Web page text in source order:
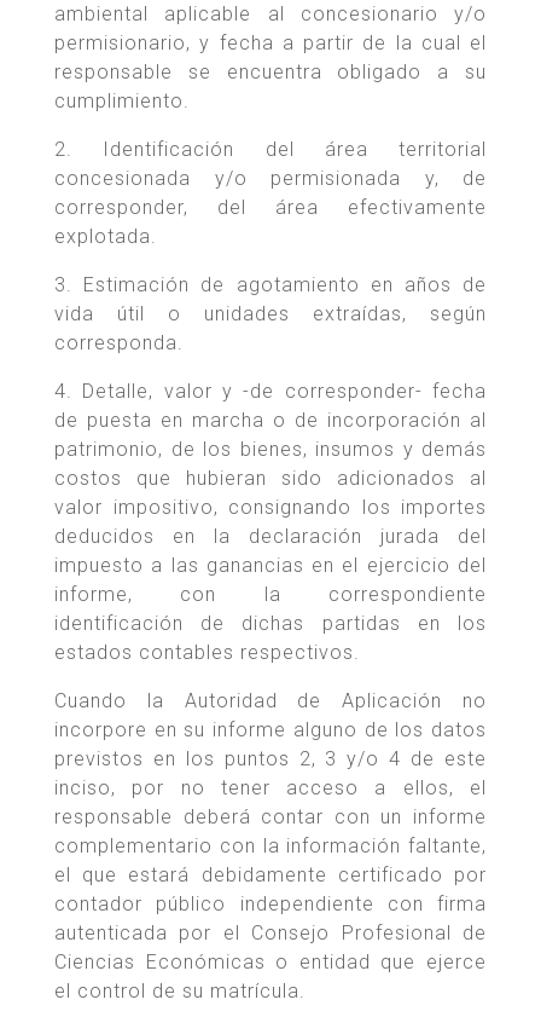
ambiental aplicable al concesionario y/o
permisionario, y fecha a partir de la cual el
responsable se encuentra obligado a su
cumplimiento.
2. Identificación del área territorial
concesionada y/o permisionada y, de
corresponder, del área efectivamente
explotada.
3. Estimación de agotamiento en años de
vida útil o unidades extraídas, según
corresponda.
4. Detalle, valor y -de corresponder- fecha
de puesta en marcha o de incorporación al
patrimonio, de los bienes, insumos y demás
costos que hubieran sido adicionados al
valor impositivo, consignando los importes
deducidos en la declaración jurada del
impuesto a las ganancias en el ejercicio del
informe, con la correspondiente
identificación de dichas partidas en los
estados contables respectivos.
Cuando la Autoridad de Aplicación no
incorpore en su informe alguno de los datos
previstos en los puntos 2, 3 y/o 4 de este
inciso, por no tener acceso a ellos, el
responsable deberá contar con un informe
complementario con la información faltante,
el que estará debidamente certificado por
contador público independiente con firma
autenticada por el Consejo Profesional de
Ciencias Económicas o entidad que ejerce
el control de su matrícula.